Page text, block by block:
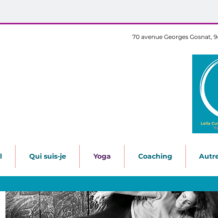
70 avenue Georges Gosnat,
Qui suis-je Yoga Coaching